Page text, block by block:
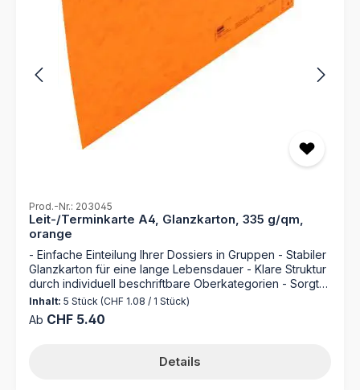
Prod.-Nr.: 203045
Leit-/Terminkarte A4, Glanzkarton, 335 g/qm,
orange
- Einfache Einteilung Ihrer Dossiers in Gruppen - Stabiler
Glanzkarton für eine lange Lebensdauer - Klare Struktur
durch individuell beschriftbare Oberkategorien - Sorgt
für Ordnung und Übersicht im Archiv Die orangefarbene
Leit- und Terminkarte von MAPPEI ist die ideale Lösung
für eine saubere Dokumentenverwaltung. Mit dieser
schaffen so eine hervorragende Übersicht. Durch das
Anbringen eines beschrifteten Reiters legen Sie die
Inhalt: 5 Stück (CHF 1.08 / 1 Stück)
Regulärer Preis:
Ab CHF 5.40
Details